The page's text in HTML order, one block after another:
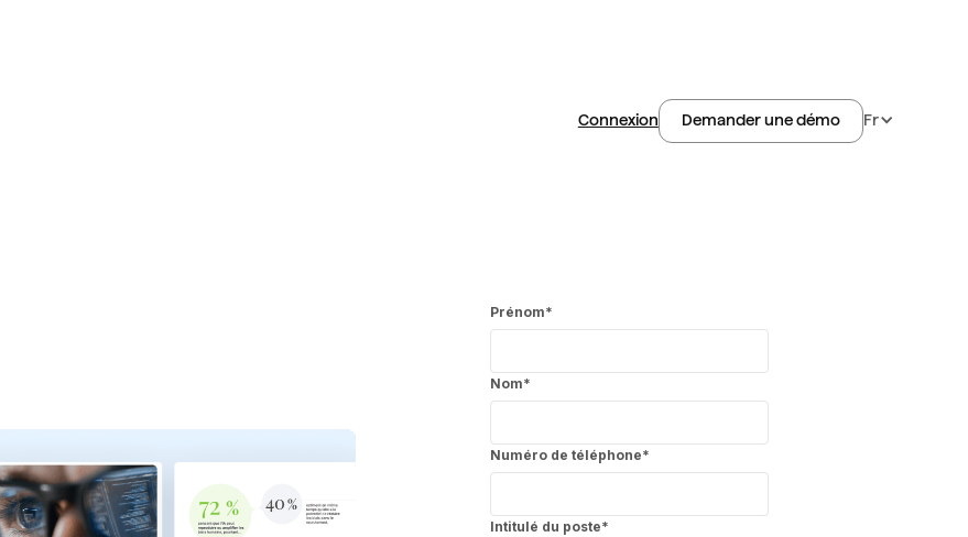
Connexion Demander une démo Fr
Prénom*
Nom*
Numéro de téléphone*
Intitulé du poste*